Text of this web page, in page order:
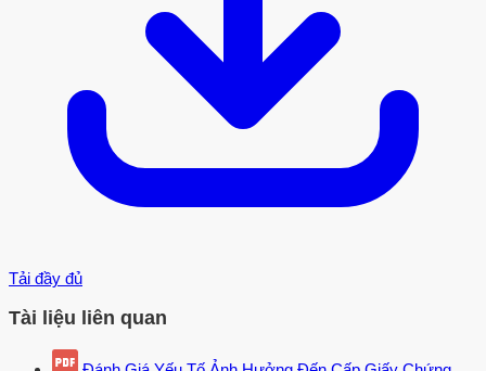
Tải đầy đủ
Tài liệu liên quan